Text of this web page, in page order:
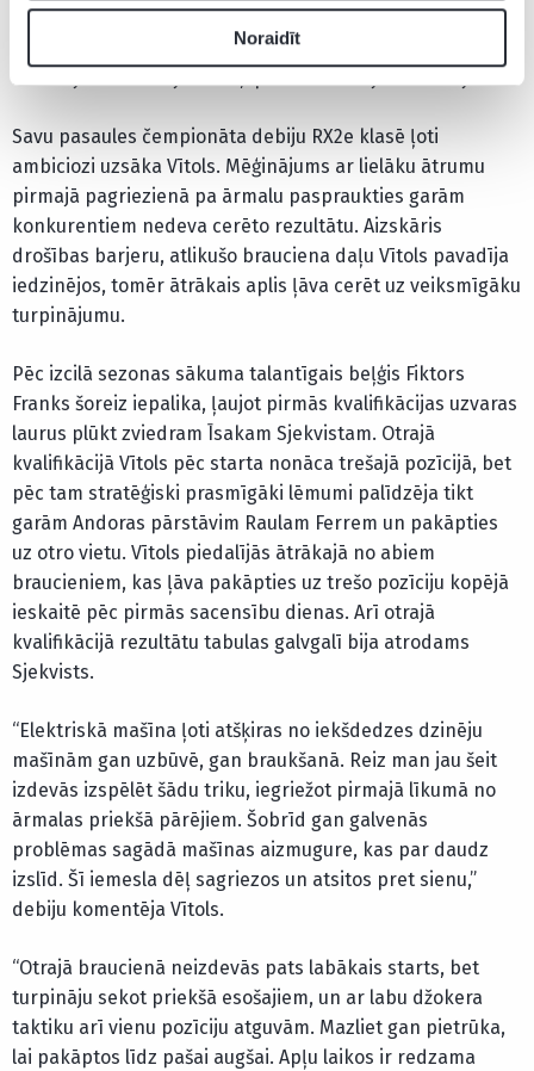
Noraidīt
priekšu, apļu laiki ar katru braucienu uzlabojas. Vakarā
apskatīsimies braucienus, apspriedīsimies ar komandu,
un tad jau rīt tikai jābrauc,” piebilda Latvijas braucējs.
Savu pasaules čempionāta debiju RX2e klasē ļoti
ambiciozi uzsāka Vītols. Mēģinājums ar lielāku ātrumu
pirmajā pagriezienā pa ārmalu paspraukties garām
konkurentiem nedeva cerēto rezultātu. Aizskāris
drošības barjeru, atlikušo brauciena daļu Vītols pavadīja
iedzinējos, tomēr ātrākais aplis ļāva cerēt uz veiksmīgāku
turpinājumu.
Pēc izcilā sezonas sākuma talantīgais beļģis Fiktors
Franks šoreiz iepalika, ļaujot pirmās kvalifikācijas uzvaras
laurus plūkt zviedram Īsakam Sjekvistam. Otrajā
kvalifikācijā Vītols pēc starta nonāca trešajā pozīcijā, bet
pēc tam stratēģiski prasmīgāki lēmumi palīdzēja tikt
garām Andoras pārstāvim Raulam Ferrem un pakāpties
uz otro vietu. Vītols piedalījās ātrākajā no abiem
braucieniem, kas ļāva pakāpties uz trešo pozīciju kopējā
ieskaitē pēc pirmās sacensību dienas. Arī otrajā
kvalifikācijā rezultātu tabulas galvgalī bija atrodams
Sjekvists.
“Elektriskā mašīna ļoti atšķiras no iekšdedzes dzinēju
mašīnām gan uzbūvē, gan braukšanā. Reiz man jau šeit
izdevās izspēlēt šādu triku, iegriežot pirmajā līkumā no
ārmalas priekšā pārējiem. Šobrīd gan galvenās
problēmas sagādā mašīnas aizmugure, kas par daudz
izslīd. Šī iemesla dēļ sagriezos un atsitos pret sienu,”
debiju komentēja Vītols.
“Otrajā braucienā neizdevās pats labākais starts, bet
turpināju sekot priekšā esošajiem, un ar labu džokera
taktiku arī vienu pozīciju atguvām. Mazliet gan pietrūka,
lai pakāptos līdz pašai augšai. Apļu laikos ir redzama